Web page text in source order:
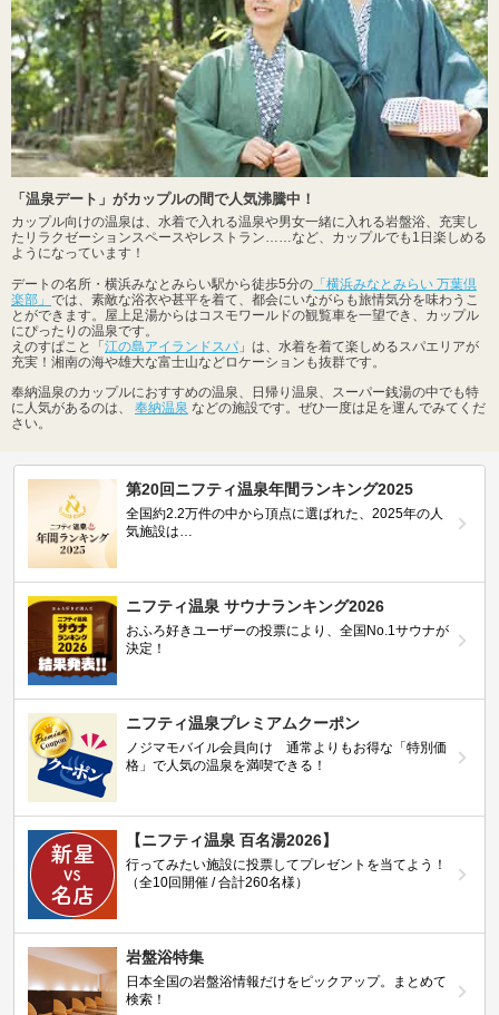
「温泉デート」がカップルの間で人気沸騰中！
カップル向けの温泉は、水着で入れる温泉や男女一緒に入れる岩盤浴、充実し
たリラクゼーションスペースやレストラン……など、カップルでも1日楽しめる
ようになっています！
デートの名所・横浜みなとみらい駅から徒歩5分の 「横浜みなとみらい 万葉倶
楽部」 では、素敵な浴衣や甚平を着て、都会にいながらも旅情気分を味わうこ
とができます。屋上足湯からはコスモワールドの観覧車を一望でき、カップル
にぴったりの温泉です。
えのすぱこと「 江の島アイランドスパ 」は、水着を着て楽しめるスパエリアが
充実！湘南の海や雄大な富士山などロケーションも抜群です。
奉納温泉のカップルにおすすめの温泉、日帰り温泉、スーパー銭湯の中でも特
に人気があるのは、 奉納温泉 などの施設です。ぜひ一度は足を運んでみてくだ
さい。
第20回ニフティ温泉年間ランキング2025
全国約2.2万件の中から頂点に選ばれた、2025年の人
気施設は…
ニフティ温泉 サウナランキング2026
おふろ好きユーザーの投票により、全国No.1サウナが
決定！
ニフティ温泉プレミアムクーポン
ノジマモバイル会員向け 通常よりもお得な「特別価
格」で人気の温泉を満喫できる！
【ニフティ温泉 百名湯2026】
行ってみたい施設に投票してプレゼントを当てよう！
（全10回開催 / 合計260名様）
岩盤浴特集
日本全国の岩盤浴情報だけをピックアップ。まとめて
検索！